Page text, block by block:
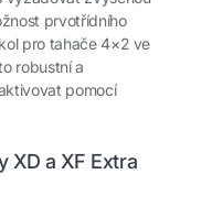
prvotřídního
pro tahače 4×2 ve
robustní a
pomocí
XD a XF Extra